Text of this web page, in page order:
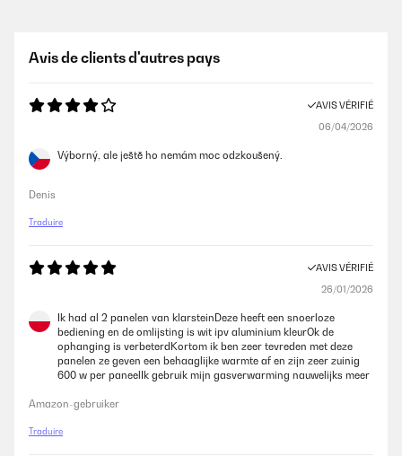
Avis de clients d'autres pays
AVIS VÉRIFIÉ
06/04/2026
Výborný, ale ještě ho nemám moc odzkoušený.
Denis
Traduire
AVIS VÉRIFIÉ
26/01/2026
Ik had al 2 panelen van klarsteinDeze heeft een snoerloze
bediening en de omlijsting is wit ipv aluminium kleurOk de
ophanging is verbeterdKortom ik ben zeer tevreden met deze
panelen ze geven een behaaglijke warmte af en zijn zeer zuinig
600 w per paneelIk gebruik mijn gasverwarming nauwelijks meer
Amazon-gebruiker
Traduire